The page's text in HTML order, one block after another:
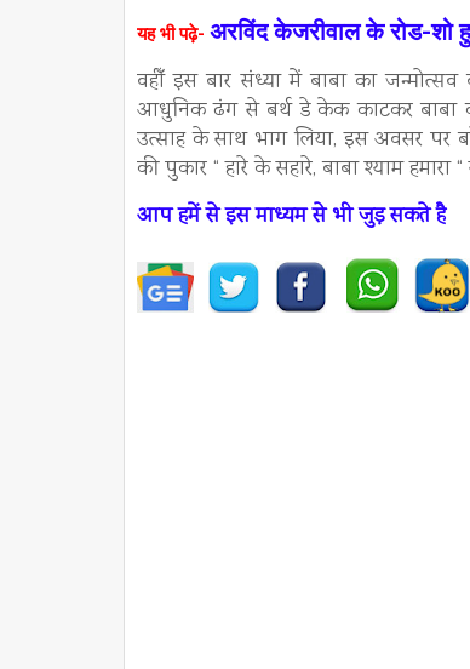
यह भी पढ़े- अरविंद केजरीवाल के रोड-शो
वहीँ इस बार संध्या में बाबा का
आधुनिक ढंग से बर्थ डे केक काटकर बाबा
उत्साह के साथ भाग लिया, इस अवसर पर
की पुकार “ हारे के सहारे, बाबा श्याम हमारा
आप हमें से इस माध्यम से भी जुड़ सकते है